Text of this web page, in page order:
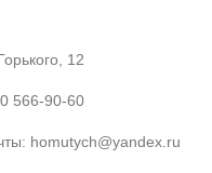
12
566-90-60
homutych@yandex.ru